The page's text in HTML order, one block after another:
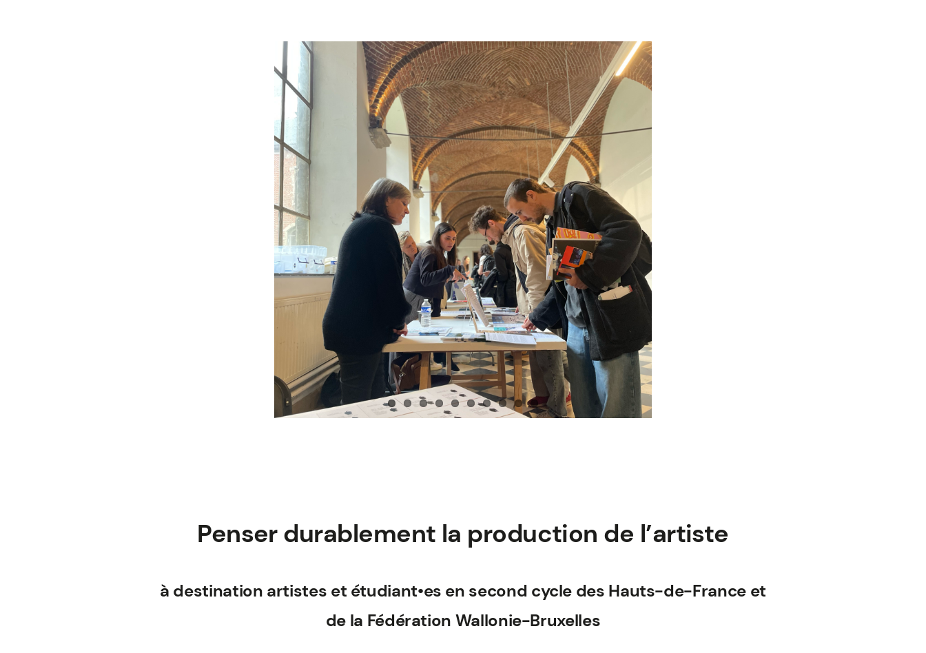
Penser durablement la production de l’artiste
à destination artistes et étudiant•es en second cycle des Hauts-de-France et
de la Fédération Wallonie-Bruxelles